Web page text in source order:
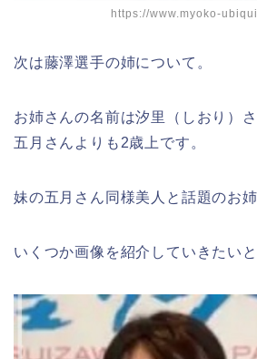
https://www.myoko-
次は藤澤選手の姉について。
お姉さんの名前は汐里（しおり）
五月さんよりも2歳上です。
妹の五月さん同様美人と話題のお姉
いくつか画像を紹介していきたいと